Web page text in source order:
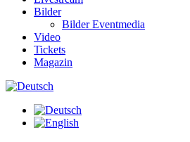
Bilder
Bilder Eventmedia
Video
Tickets
Magazin